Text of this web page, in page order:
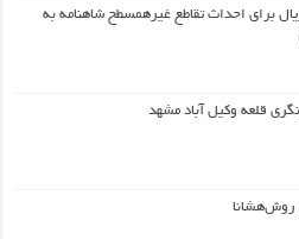
ریال برای احداث تقاطع غیرهمسطح شاهنامه به
قلعه وکیل آباد مشهد
روش‌هشانا